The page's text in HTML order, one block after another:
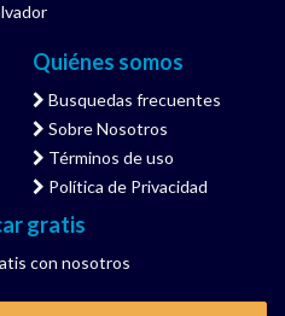
Quiénes somos
Busquedas frecuentes
Sobre Nosotros
Términos de uso
Política de Privacidad
gratis
con nosotros